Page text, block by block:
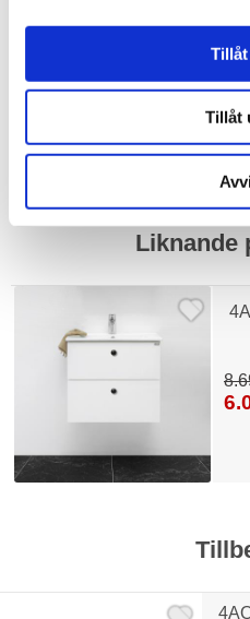
Tillåt
umsmöbler
Bad & kök / Badrum /
Liknande